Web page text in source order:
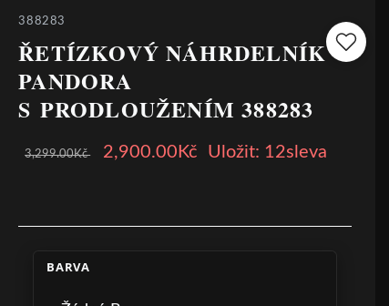
388283
ŘETÍZKOVÝ NÁHRDELNÍK
PANDORA
S PRODLOUŽENÍM 388283
3,299.00Kč 2,900.00Kč Uložit: 12sleva
BARVA